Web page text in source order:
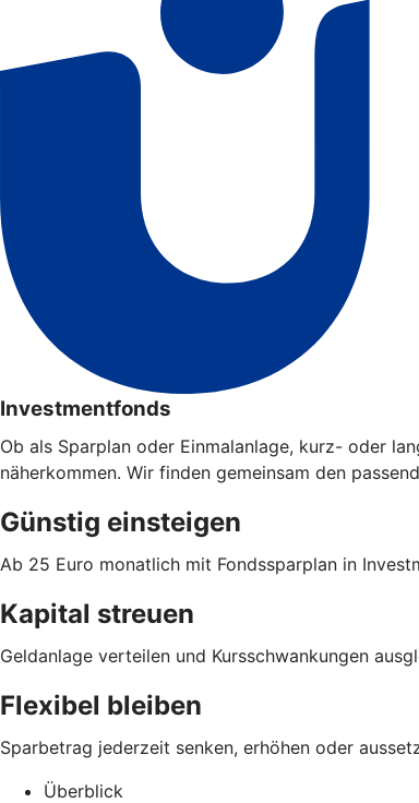
Investmentfonds
Ob als Sparplan oder Einmalanlage, kurz- oder
näherkommen. Wir finden gemeinsam den
Günstig einsteigen
Ab 25 Euro monatlich mit Fondssparplan in
Kapital streuen
Geldanlage verteilen und Kursschwankungen
Flexibel bleiben
Sparbetrag jederzeit senken, erhöhen oder
Überblick